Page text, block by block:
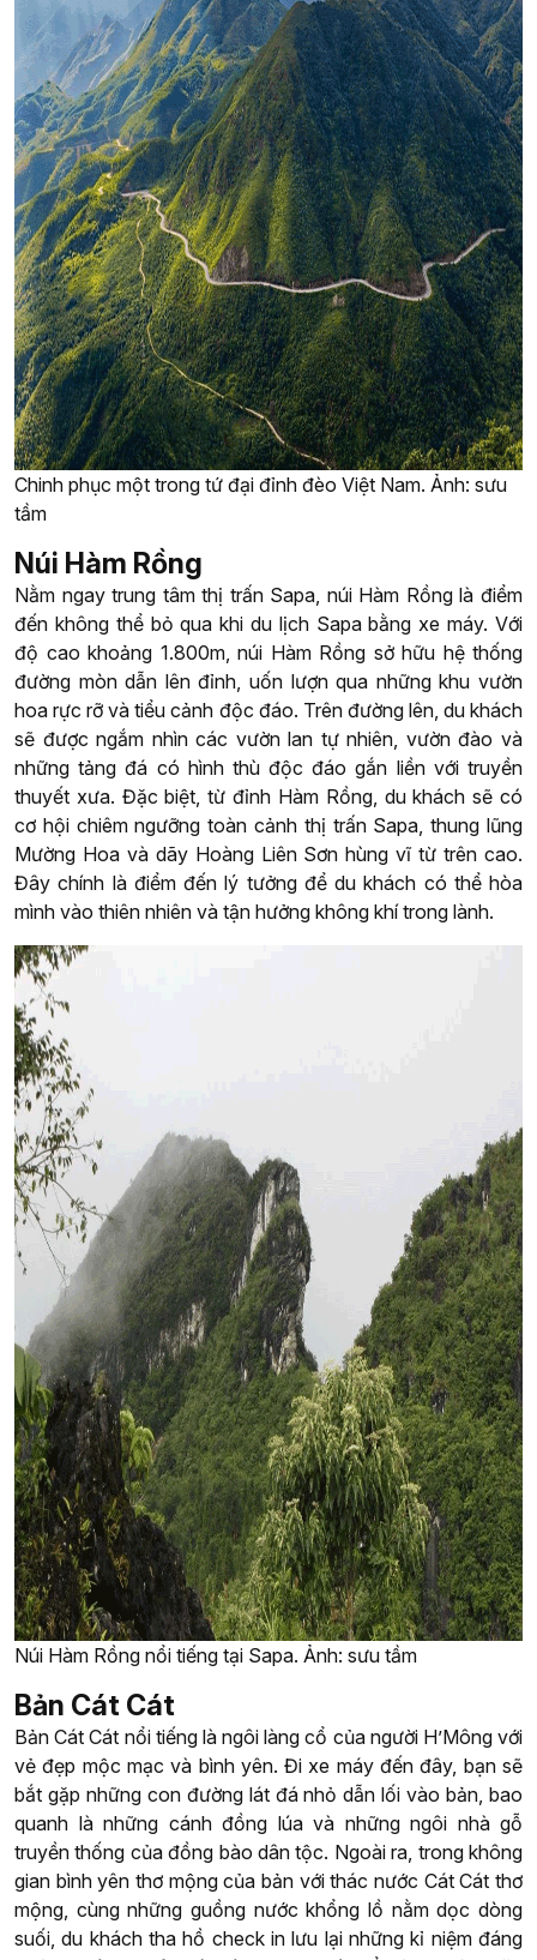
Chinh phục một trong tứ đại đỉnh đèo Việt Nam. Ảnh: sưu
tầm
Núi Hàm Rồng
Nằm ngay trung tâm thị trấn Sapa, núi Hàm Rồng là điểm
đến không thể bỏ qua khi du lịch Sapa bằng xe máy. Với
độ cao khoảng 1.800m, núi Hàm Rồng sở hữu hệ thống
đường mòn dẫn lên đỉnh, uốn lượn qua những khu vườn
hoa rực rỡ và tiểu cảnh độc đáo. Trên đường lên, du khách
sẽ được ngắm nhìn các vườn lan tự nhiên, vườn đào và
những tảng đá có hình thù độc đáo gắn liền với truyền
thuyết xưa. Đặc biệt, từ đỉnh Hàm Rồng, du khách sẽ có
cơ hội chiêm ngưỡng toàn cảnh thị trấn Sapa, thung lũng
Mường Hoa và dãy Hoàng Liên Sơn hùng vĩ từ trên cao.
Đây chính là điểm đến lý tưởng để du khách có thể hòa
mình vào thiên nhiên và tận hưởng không khí trong lành.
Núi Hàm Rồng nổi tiếng tại Sapa. Ảnh: sưu tầm
Bản Cát Cát
Bản Cát Cát nổi tiếng là ngôi làng cổ của người H’Mông với
vẻ đẹp mộc mạc và bình yên. Đi xe máy đến đây, bạn sẽ
bắt gặp những con đường lát đá nhỏ dẫn lối vào bản, bao
quanh là những cánh đồng lúa và những ngôi nhà gỗ
truyền thống của đồng bào dân tộc. Ngoài ra, trong không
gian bình yên thơ mộng của bản với thác nước Cát Cát thơ
mộng, cùng những guồng nước khổng lồ nằm dọc dòng
suối, du khách tha hồ check in lưu lại những kỉ niệm đáng